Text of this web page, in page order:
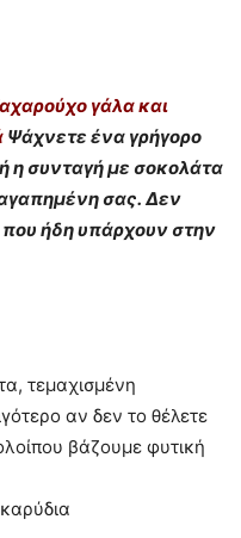
γάλα και
Ψάχνετε ένα γρήγορο
η συνταγή με σοκολάτα
αγαπημένη σας. Δεν
ήδη υπάρχουν στην
τεμαχισμένη
αν δεν το θέλετε
βάζουμε φυτική